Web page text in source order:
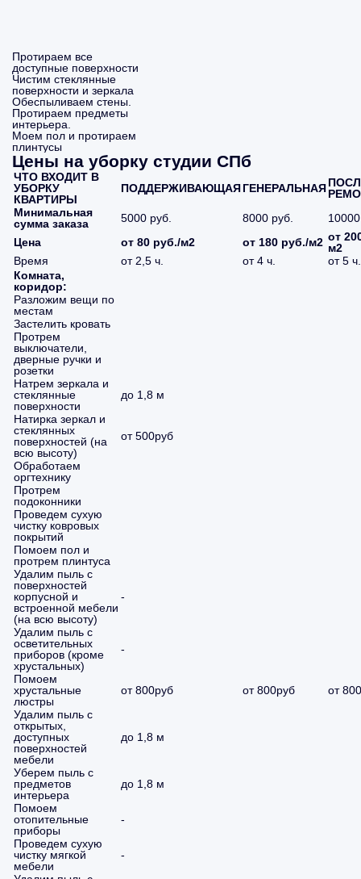
Протираем все
доступные поверхности
Чистим стеклянные
поверхности и зеркала
Обеспыливаем стены.
Протираем предметы
интерьера.
Моем пол и протираем
плинтусы
Цены на уборку студии СПб
ЧТО ВХОДИТ В
УБОРКУ
КВАРТИРЫ
ПОДДЕРЖИВАЮЩАЯГЕНЕРАЛЬНАЯ
Минимальная
сумма заказа
5000 руб. 8000 руб.
Цена
от 80 руб./м2 от 180 руб./м2 от
м2
Время
от 2,5 ч. от 4 ч.
от 5 ч.
Комната,
коридор:
Разложим вещи по
местам
Застелить кровать
Протрем
выключатели,
дверные ручки и
розетки
Натрем зеркала и
стеклянные
поверхности
до 1,8 м
Натирка зеркал и
стеклянных
поверхностей (на
всю высоту)
от 500руб
Обработаем
оргтехнику
Протрем
подоконники
Проведем сухую
чистку ковровых
покрытий
Помоем пол и
протрем плинтуса
Удалим пыль с
поверхностей
корпусной и
встроенной мебели
(на всю высоту)
-
Удалим пыль с
осветительных
приборов (кроме
хрустальных)
-
Помоем
хрустальные
люстры
от 800руб от 800руб
от
Удалим пыль с
открытых,
доступных
поверхностей
мебели
до 1,8 м
Уберем пыль с
предметов
интерьера
до 1,8 м
Помоем
отопительные
приборы
-
Проведем сухую
чистку мягкой
мебели
-